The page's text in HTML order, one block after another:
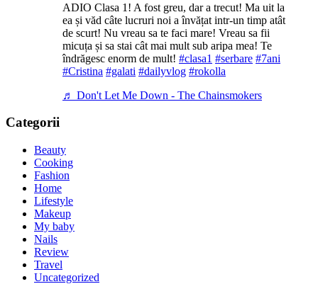
ADIO Clasa 1! A fost greu, dar a trecut! Ma uit la
ea și văd câte lucruri noi a învățat intr-un timp atât
de scurt! Nu vreau sa te faci mare! Vreau sa fii
micuța și sa stai cât mai mult sub aripa mea! Te
îndrăgesc enorm de mult! #clasa1 #serbare #7ani
#Cristina #galati #dailyvlog #rokolla
♬ Don't Let Me Down - The Chainsmokers
Categorii
Beauty
Cooking
Fashion
Home
Lifestyle
Makeup
My baby
Nails
Review
Travel
Uncategorized